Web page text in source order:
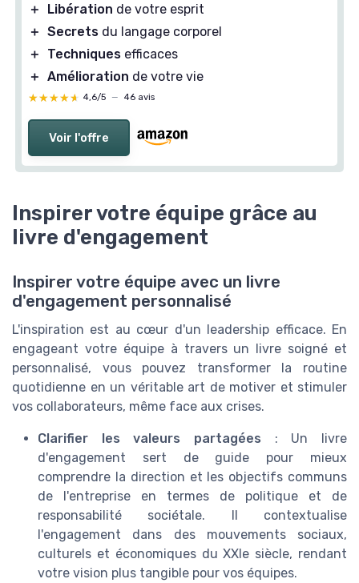
＋ Libération de votre esprit
＋ Secrets du langage corporel
＋
Techniques efficaces
＋ Amélioration de votre vie
★★★★★
★★★★★ 4,6/5 — 46 avis
Voir l'offre
Inspirer votre équipe grâce au
livre d'engagement
Inspirer votre équipe avec un livre
d'engagement personnalisé
L'inspiration est au cœur d'un leadership efficace. En
engageant votre équipe à travers un livre soigné et
personnalisé, vous pouvez transformer la routine
quotidienne en un véritable art de motiver et stimuler
vos collaborateurs, même face aux crises.
Clarifier les valeurs partagées : Un livre
d'engagement sert de guide pour mieux
comprendre la direction et les objectifs communs
de l'entreprise en termes de politique et de
responsabilité sociétale. Il contextualise
l'engagement dans des mouvements sociaux,
culturels et économiques du XXIe siècle, rendant
votre vision plus tangible pour vos équipes.